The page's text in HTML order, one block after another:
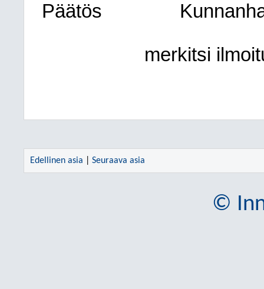
Päätös
merkitsi
Edellinen asia Seuraava asia
©